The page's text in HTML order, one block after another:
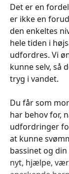
Det er en
er ikke en
den enkeltes
hele tiden i
udfordres. Vi
kunne selv, så
tryg i vandet.
Du får som
har behov for,
udfordringer
at kunne
bassinet og
nyt, hjælpe,